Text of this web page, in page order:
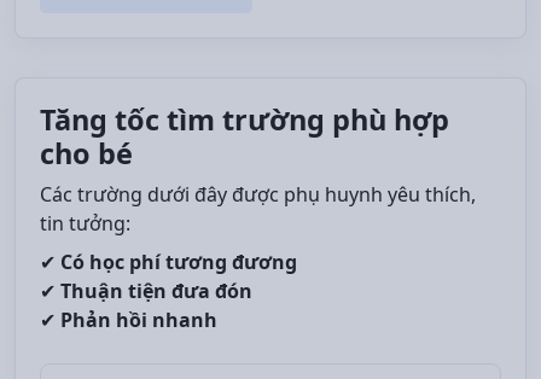
Tăng tốc tìm trường phù hợp
cho bé
Các trường dưới đây được phụ huynh yêu thích,
tin tưởng:
✔ Có học phí tương đương
✔ Thuận tiện đưa đón
✔ Phản hồi nhanh